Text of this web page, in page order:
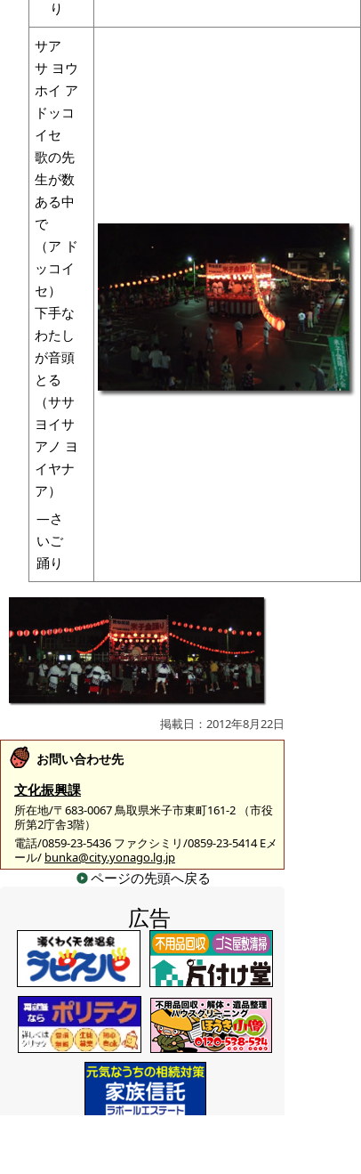
り
サア
サ ヨウ
ホイ ア
ドッコ
イセ
歌の先
生が数
ある中
で
（ア ド
ッコイ
セ）
下手な
わたし
が音頭
とる
（ササ
ヨイサ
アノ ヨ
イヤナ
ア）
―さ
いご
踊り
掲載日：2012年8月22日
お問い合わせ先
文化振興課
所在地/〒683-0067 鳥取県米子市東町161-2 （市役
所第2庁舎3階）
電話/0859-23-5436 ファクシミリ/0859-23-5414 Eメ
ール/ bunka@city.yonago.lg.jp
ページの先頭へ戻る
広告